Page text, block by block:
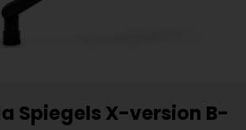
Spiegels X-version B-